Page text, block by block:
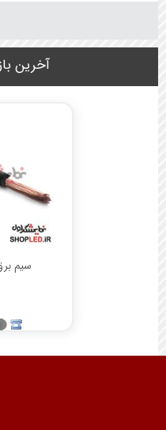
آخرین
سیم برق 1.5